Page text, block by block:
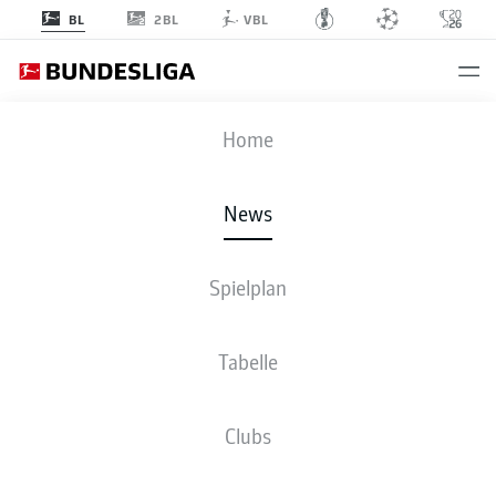
BL 2BL VBL
Home
News
Spielplan
Tabelle
Clubs
Führung für Bosnien-Herzegowina- © DIRK WAEM